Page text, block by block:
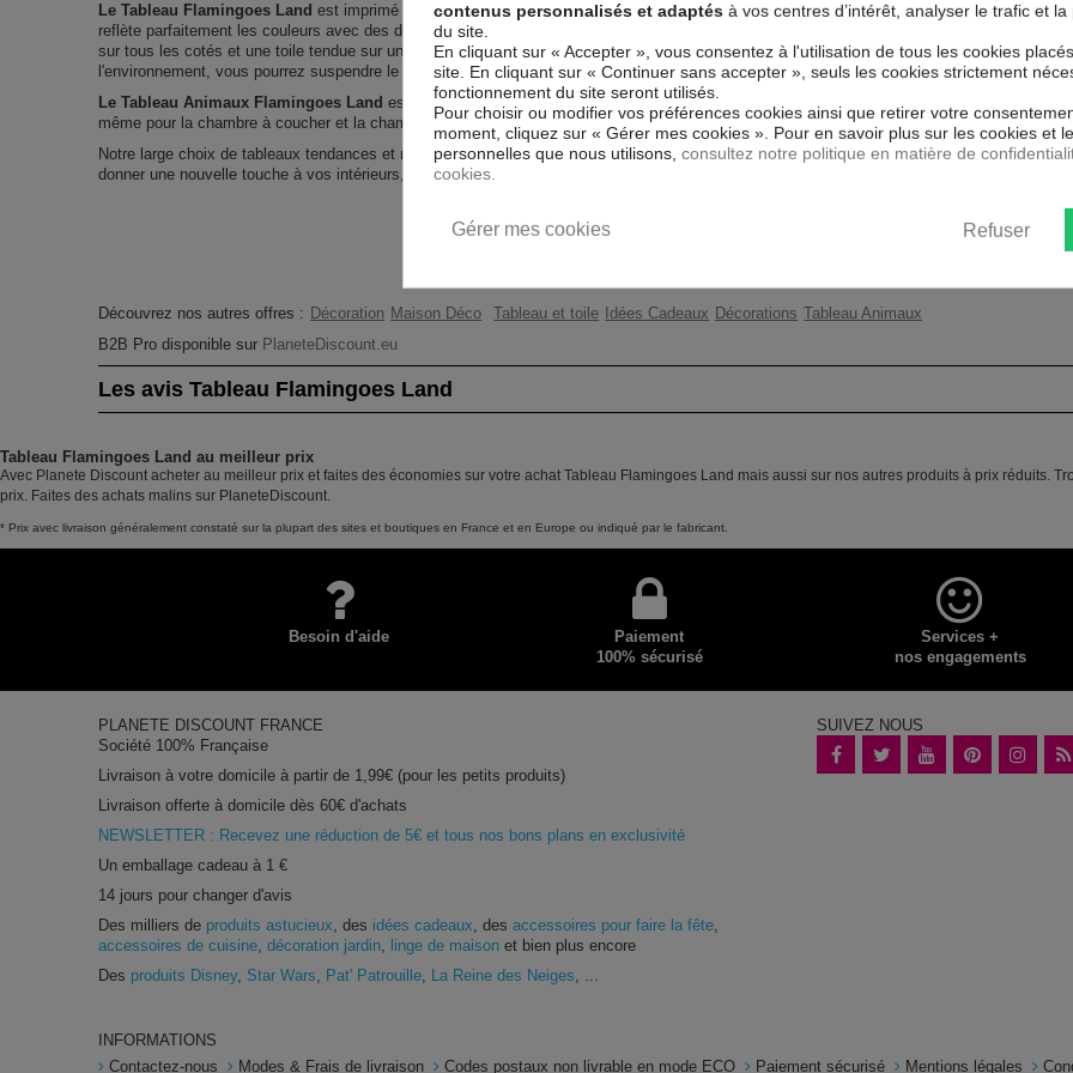
Le Tableau Flamingoes Land est imprimé sur un papier intissé spécial et de haute qualité qui
reflète parfaitement les couleurs avec des détails parfaitement reproduits. Grâce à une impression
sur tous les cotés et une toile tendue sur un châssis fait de matériaux respectueux de
l'environnement, vous pourrez suspendre le tableau immédiatement sans avoir à l'encadrer.
Le Tableau Animaux Flamingoes Land est résistant aux rayons UV, inodore et 100 % sûr, parfait
même pour la chambre à coucher et la chambre des enfants.
Notre large choix de tableaux tendances et modernes constituent un moyen simple et pas cher de
donner une nouvelle touche à vos intérieurs, il y en a pour tous les goût.
Thème
Impression
Découvrez nos autres offres : Décoration Maison Déco Tableau et toile Idées Cadeaux Décorations Tableau Animaux
B2B Pro disponible sur PlaneteDiscount.eu
Les avis Tableau Flamingoes Land
Tableau Flamingoes Land au meilleur prix
Avec Planete Discount acheter au meilleur prix et faites des économies sur votre achat Tableau Flamingoes Land mais aussi sur nos autres produits à prix réduits.
prix. Faites des achats malins sur PlaneteDiscount.
* Prix avec livraison généralement constaté sur la plupart des sites et boutiques en France et en Europe ou indiqué par le fabricant.
Besoin d'aide
Paiement
100% sécurisé
Services +
nos engagements
PLANETE DISCOUNT FRANCE
Société 100% Française
Livraison à votre domicile à partir de 1,99€ (pour les petits produits)
Livraison offerte à domicile dès 60€ d'achats
NEWSLETTER : Recevez une réduction de 5€ et tous nos bons plans en exclusivité
Un emballage cadeau à 1 €
14 jours pour changer d'avis
Des milliers de produits astucieux , des idées cadeaux , desaccessoires pour faire la fête
accessoires de cuisine ,décoration jardin linge de maison et bien plus encore
Des produits Disney, Star Wars Pat' Patrouille La Reine des Neiges
SUIVEZ NOUS
INFORMATIONS
Contactez-nous
Modes & Frais de livraison Codes postaux non livrable en mode ECO Paiement sécurisé Mentions légales
contenus personnalisés et adaptés à vos centres d’intérêt, analyser le trafic et
du site.
En cliquant sur « Accepter », vous consentez à l'utilisation de tous les cookies
site. En cliquant sur « Continuer sans accepter », seuls les cookies strictement
fonctionnement du site seront utilisés.
Pour choisir ou modifier vos préférences cookies ainsi que retirer votre
moment, cliquez sur « Gérer mes cookies ». Pour en savoir plus sur les cookies et
personnelles que nous utilisons, consultez notre politique en matière de
cookies.
Refuser
Gérer mes cookies